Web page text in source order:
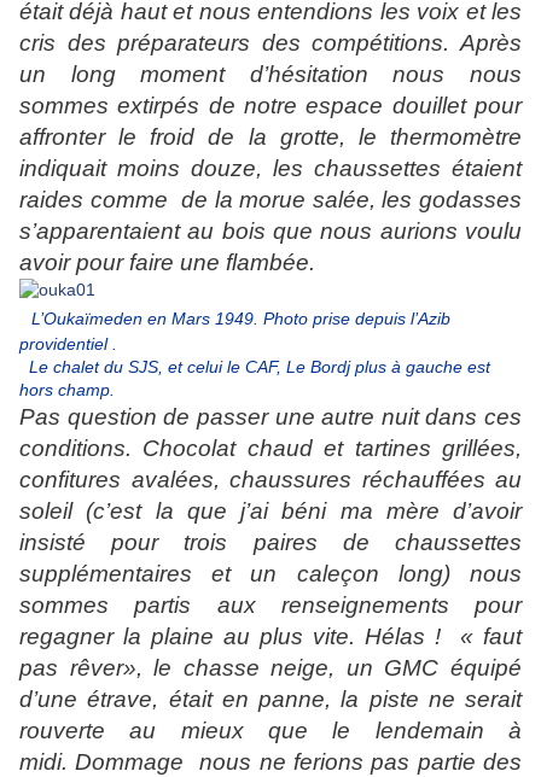
était déjà haut et nous entendions les voix et les
cris des préparateurs des compétitions. Après
un long moment d’hésitation nous nous
sommes extirpés de notre espace douillet pour
affronter le froid de la grotte, le thermomètre
indiquait moins douze, les chaussettes étaient
raides comme de la morue salée, les godasses
s’apparentaient au bois que nous aurions voulu
avoir pour faire une flambée.
L’Oukaïmeden en Mars 1949. Photo prise depuis l’Azib
providentiel .
Le chalet du SJS, et celuile CAF, Le Bordj plus à gauche est
hors champ.
Pas question de passer une autre nuit dans ces
conditions. Chocolat chaud et tartines grillées,
confitures avalées, chaussures réchauffées au
soleil (c’est la que j’ai béni ma mère d’avoir
insisté pour trois paires de chaussettes
supplémentaires et un caleçon long) nous
sommes partis aux renseignements pour
regagner la plaine au plus vite. Hélas ! « faut
pas rêver», le chasse neige, un GMC équipé
d’une étrave, était en panne, la piste ne serait
rouverte au mieux que le lendemain à
midi. Dommage
nous ne ferions pas partie des